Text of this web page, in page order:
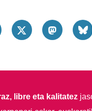
libre eta kalitatez